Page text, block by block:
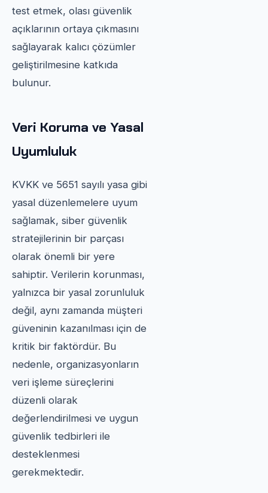
test etmek, olası güvenlik
açıklarının ortaya çıkmasını
sağlayarak kalıcı çözümler
geliştirilmesine katkıda
bulunur.
Veri Koruma ve Yasal
Uyumluluk
KVKK ve 5651 sayılı yasa gibi
yasal düzenlemelere uyum
sağlamak, siber güvenlik
stratejilerinin bir parçası
olarak önemli bir yere
sahiptir. Verilerin korunması,
yalnızca bir yasal zorunluluk
değil, aynı zamanda müşteri
güveninin kazanılması için de
kritik bir faktördür. Bu
nedenle, organizasyonların
veri işleme süreçlerini
düzenli olarak
değerlendirilmesi ve uygun
güvenlik tedbirleri ile
desteklenmesi
gerekmektedir.